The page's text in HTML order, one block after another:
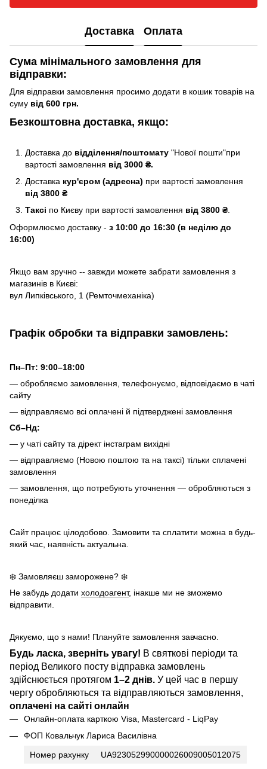
Доставка Оплата
Сума мінімального замовлення для
відправки:
Для відправки замовлення просимо додати в кошик товарів на
суму від 600 грн.
Безкоштовна доставка, якщо:
Доставка до відділення/поштомату "Нової пошти"при
вартості замовлення від 3000 ₴.
Доставка кур'єром (адресна) при вартості замовлення
від 3800 ₴
Таксі по Києву при вартості замовлення від 3800 ₴.
Оформлюємо доставку - з 10:00 до 16:30 (в неділю до
16:00)
Якщо вам зручно -- завжди можете забрати замовлення з
магазинів в Києві:
вул Липківського, 1 (Ремточмеханіка)
Графік обробки та відправки замовлень:
Пн–Пт: 9:00–18:00
— обробляємо замовлення, телефонуємо, відповідаємо в чаті
сайту
— відправляємо всі оплачені й підтверджені замовлення
Сб–Нд:
— у чаті сайту та дірект інстаграм вихідні
— відправляємо (Новою поштою та на таксі) тільки сплачені
замовлення
— замовлення, що потребують уточнення — обробляються з
понеділка
Сайт працює цілодобово. Замовити та сплатити можна в будь-
який час, наявність актуальна.
❄️ Замовляєш заморожене? ❄️
Не забудь додати холодоагент, інакше ми не зможемо
відправити.
Дякуємо, що з нами! Плануйте замовлення завчасно.
Будь ласка, зверніть увагу! В святкові періоди та
період Великого посту відправка замовлень
здійснюється протягом 1–2 днів. У цей час в першу
чергу обробляються та відправляються замовлення,
оплачені на сайті онлайн
Онлайн-оплата карткою Visa, Mastercard - LiqPay
ФОП Ковальчук Лариса Василівна
Номер рахунку
UA923052990000026009005012075